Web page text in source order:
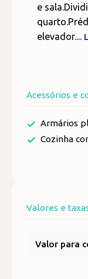
e
elevador....
Acessórios e
Armários
Cozinha
Valores e
Valor para